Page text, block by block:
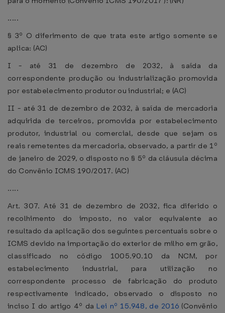
.....
§ 3º O diferimento de que trata este artigo somente se
aplica: (AC)
I - até 31 de dezembro de 2032, à saída da
correspondente produção ou industrialização promovida
por estabelecimento produtor ou industrial; e (AC)
II - até 31 de dezembro de 2032, à saída de mercadoria
adquirida de terceiros, promovida por estabelecimento
produtor, industrial ou comercial, desde que sejam os
reais remetentes da mercadoria, observado, a partir de 1º
de janeiro de 2029, o disposto no § 5º da cláusula décima
do Convênio ICMS 190/2017. (AC)
.....
Art. 307. Até 31 de dezembro de 2032, fica diferido o
recolhimento do imposto, no valor equivalente ao
resultado da aplicação dos seguintes percentuais sobre o
ICMS devido na importação do exterior de milho em grão,
classificado no código 1005.90.10 da NCM, por
estabelecimento industrial, para utilização no
correspondente processo de fabricação do produto
respectivamente indicado, observado o disposto no
inciso I do artigo 4º da Lei nº 15.948, de 2016 (Convênio